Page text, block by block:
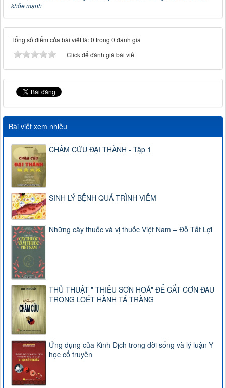
khỏe mạnh
Tổng số điểm của bài viết là: 0 trong 0 đánh giá
Click để đánh giá bài viết
Bài viết xem nhiều
CHÂM CỨU ĐẠI THÀNH - Tập 1
SINH LÝ BỆNH QUÁ TRÌNH VIÊM
Những cây thuốc và vị thuốc Việt Nam – Đỗ Tất Lợi
THỦ THUẬT " THIÊU SƠN HOẢ" ĐỂ CẮT CƠN ĐAU
TRONG LOÉT HÀNH TÁ TRÀNG
Ứng dụng của Kinh Dịch trong đời sống và lý luận Y
học cổ truyền